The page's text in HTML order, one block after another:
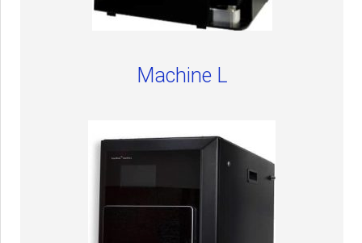
Machine L